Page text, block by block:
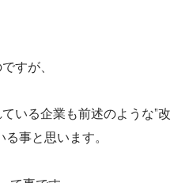
すが、
いる企業も前述のような”改
事と思います。